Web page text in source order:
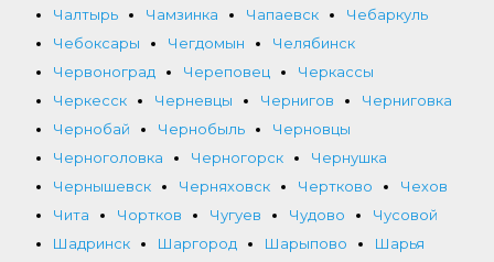
Чалтырь
Чамзинка Чапаевск
Чебаркуль
Чебоксары
Чегдомын
Челябинск
Червоноград
Череповец
Черкассы
Черкесск
Черневцы Чернигов
Черниговка
Чернобай
Чернобыль
Черновцы
Черноголовка
Черногорск
Чернушка
Чернышевск
Черняховск Чертково
Чехов
Чита
Чортков Чугуев Чудово
Чусовой
Шадринск
Шаргород Шарыпово
Шарья